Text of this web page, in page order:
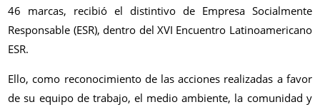
46 marcas, recibió el distintivo de Empresa Socialmente
Responsable (ESR), dentro del XVI Encuentro Latinoamericano
ESR.
Ello, como reconocimiento de las acciones realizadas a favor
de su equipo de trabajo, el medio ambiente, la comunidad y